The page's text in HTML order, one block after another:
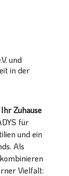
und
in der
Zuhause
für
und ein
Als
Vielfalt: